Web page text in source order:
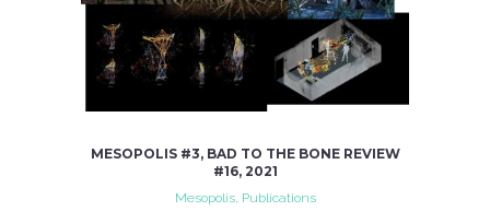
MESOPOLIS #3, BAD TO THE BONE REVIEW
#16, 2021
Mesopolis, Publications